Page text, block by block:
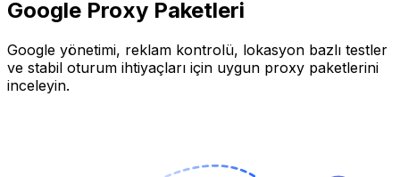
Google Proxy Paketleri
Google yönetimi, reklam kontrolü, lokasyon bazlı testler
ve stabil oturum ihtiyaçları için uygun proxy paketlerini
inceleyin.